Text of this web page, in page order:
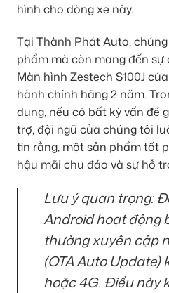
hình cho dòng xe này.
Tại Thành Phát Auto,
phẩm mà còn mang đến
Màn hình Zestech S100J
hành chính hãng 2 năm.
dụng, nếu có bất kỳ vấn đề
trợ, đội ngũ của chúng tôi
tin rằng, một sản phẩm tốt
hậu mãi chu đáo và sự hỗ
Lưu ý quan trọng:
Android hoạt động
thường xuyên cập
(OTA Auto Update)
hoặc 4G. Điều này